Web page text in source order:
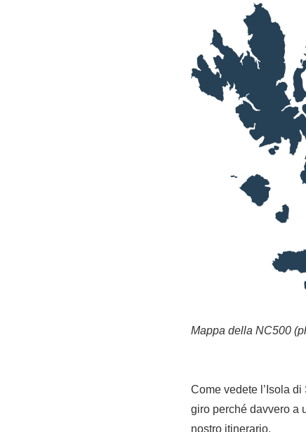
Mappa della NC500
Come vedete l’Isola
giro perché davvero a
nostro itinerario.